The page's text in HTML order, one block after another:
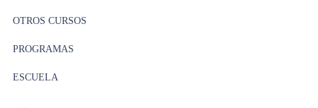
OTROS CURSOS
PROGRAMAS
ESCUELA